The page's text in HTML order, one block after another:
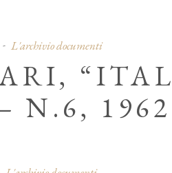
L'archivio documenti
N.6, 1962